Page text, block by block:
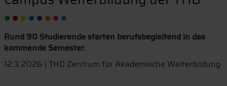
Rund 90 Studierende starten berufsbegleitend in das
kommende Semester.
12.3.2026 | THD Zentrum für Akademische Weiterbildung